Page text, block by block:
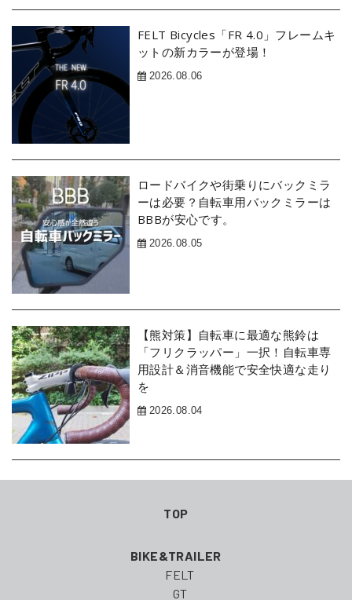
FELT Bicycles「FR 4.0」フレームキ
ットの新カラーが登場！
2026.08.06
ロードバイクや街乗りにバックミラ
ーは必要？自転車用バックミラーは
BBBが安心です。
2026.08.05
【熊対策】自転車に最適な熊鈴は
「フリクラッパー」一択！自転車専
用設計＆消音機能で安全快適な走り
を
2026.08.04
TOP
BIKE&TRAILER
FELT
GT